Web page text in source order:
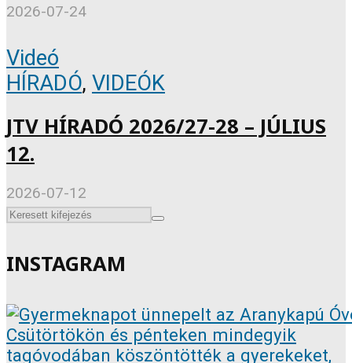
2026-07-24
Videó
HÍRADÓ, VIDEÓK
JTV HÍRADÓ 2026/27-28 – JÚLIUS
12.
2026-07-12
INSTAGRAM